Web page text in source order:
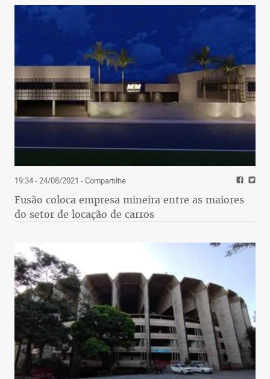
19:34 - 24/08/2021 - Compartilhe
Fusão coloca empresa mineira entre as maiores
do setor de locação de carros